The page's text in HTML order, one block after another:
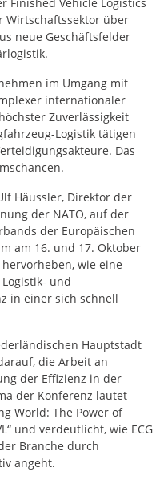
Wirtschaftssektor über
neue Geschäftsfelder
im Umgang mit
internationaler
Zuverlässigkeit
Logistik tätigen
Das
Häussler, Direktor der
der NATO, auf der
der Europäischen
am 16. und 17. Oktober
wie eine
und
in einer sich schnell
Hauptstadt
die Arbeit an
der Effizienz in der
der Konferenz lautet
World: The Power of
und verdeutlicht, wie ECG
Branche durch
angeht.